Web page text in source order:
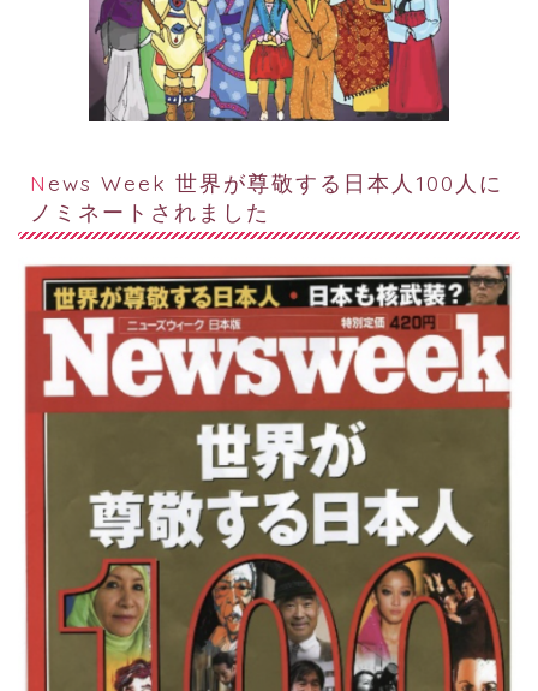
News Week 世界が尊敬する日本人100人に
ノミネートされました